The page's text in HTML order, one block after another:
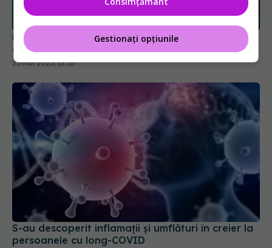
Moderna retrage aprobarea vaccinului combinat
gripă - COVID
23 mai 2025, 12:33
S-au descoperit inflamaţii și umflături în creier la
persoanele cu long-COVID
Gestionați opțiunile